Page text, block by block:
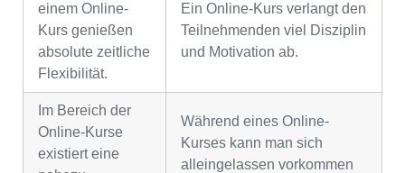
einem Online-
Kurs genießen
absolute zeitliche
Flexibilität.
Ein Online-Kurs verlangt den
Teilnehmenden viel Disziplin
und Motivation ab.
Im Bereich der
Online-Kurse
existiert eine
Während eines Online-
Kurses kann man sich
alleingelassen vorkommen